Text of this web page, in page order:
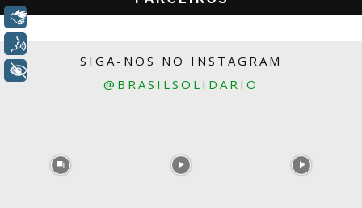
SIGA-NOS NO INSTAGRAM
@BRASILSOLIDARIO
Libras
+ Acessibilidade